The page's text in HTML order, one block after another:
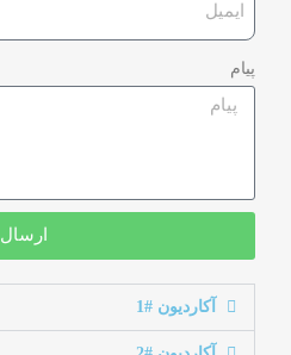
پیام
ارسال
آکاردیون #1